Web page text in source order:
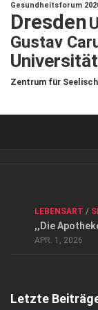
Gesundheitsforum
Dresden
Gustav
Zentrum für
Top Magazin
LEBENSART /
,,Die
APR. 1, 2026
Letzte